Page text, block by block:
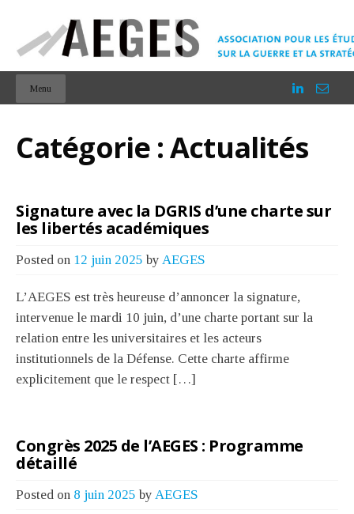
Menu
Catégorie :Actualités
Signature avec la DGRIS d’une charte sur
les libertés académiques
Posted on 12 juin 2025 by AEGES
L’AEGES est très heureuse d’annoncer la signature,
intervenue le mardi 10 juin, d’une charte portant sur la
relation entre les universitaires et les acteurs
institutionnels de la Défense. Cette charte affirme
explicitement que le respect […]
Congrès 2025 de l’AEGES : Programme
détaillé
Posted on 8 juin 2025 by AEGES